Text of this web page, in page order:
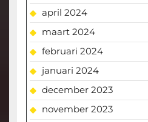
april 2024
maart 2024
februari 2024
januari 2024
december 2023
november 2023